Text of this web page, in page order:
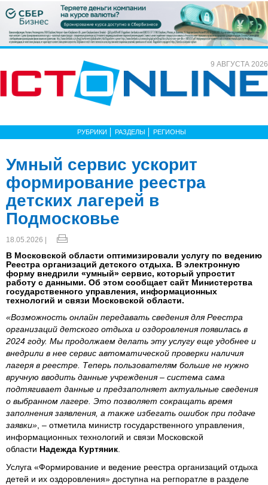
9 АВГУСТА 2026
РУБРИКИ РАЗДЕЛЫ РЕГИОНЫ
Умный сервис ускорит
формирование реестра
детских лагерей в
Подмосковье
18.05.2026 |
В Московской области оптимизировали услугу по ведению
Реестра организаций детского отдыха. В электронную
форму внедрили «умный» сервис, который упростит
работу с данными. Об этом сообщает сайт Министерства
государственного управления, информационных
технологий и связи Московской области.
«Возможность онлайн передавать сведения для Реестра
организаций детского отдыха и оздоровления появилась в
2024 году. Мы продолжаем делать эту услугу еще удобнее и
внедрили в нее сервис автоматической проверки наличия
лагеря в реестре. Теперь пользователям больше не нужно
вручную вводить данные учреждения – система сама
подтягивает данные и предзаполняет актуальные сведения
о выбранном лагере. Это позволяет сокращать время
заполнения заявления, а также избегать ошибок при подаче
заявки» , – отметила министр государственного управления,
информационных технологий и связи Московской
области Надежда Куртяник
Услуга «Формирование и ведение реестра организаций отдыха
детей и их оздоровления» доступна на регпоратле в разделе